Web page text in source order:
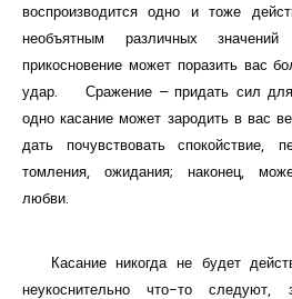
воспроизводится одно и тоже
необъятным различных
прикосновение может поразить вас
удар. Сражение – придать сил
одно касание может зародить в вас
дать почувствовать спокойствие,
томления, ожидания; наконец,
любви.
Касание никогда не будет
неукоснительно что-то